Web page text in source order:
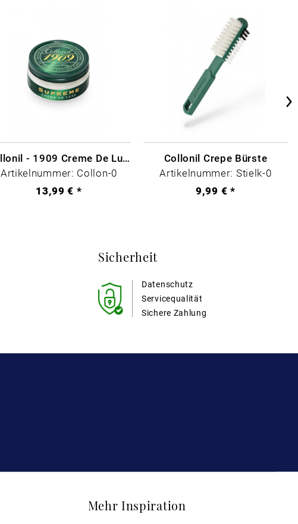
Collonil - 1909 Creme De Luxe Farblos
Artikelnummer: Collon-0
13,99 € *
Collonil Crepe Bürste
Artikelnummer: Stielk-0
9,99 € *
Sicherheit
Datenschutz
Sichere Zahlung
Servicequalität
Mehr Inspiration